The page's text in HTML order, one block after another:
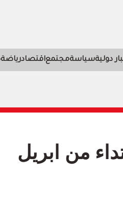
دوليةسياسةمجتمعاقتصادرياضة
من ابريل